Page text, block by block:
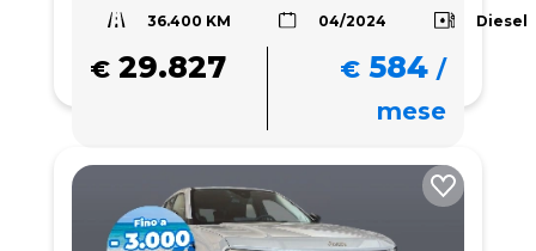
36.400 KM 04/2024 Diesel
€ 29.827 € 584 /
mese